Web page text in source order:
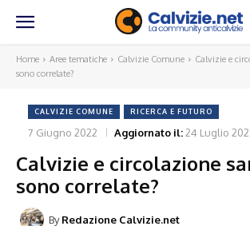
Home Aree tematiche Calvizie Comune
Calvizie e
sono correlate?
CALVIZIE COMUNE RICERCA E FUTURO
7 Giugno 2022 Aggiornato il:24 Luglio
Calvizie e circolazione
sono correlate?
By Redazione Calvizie.net